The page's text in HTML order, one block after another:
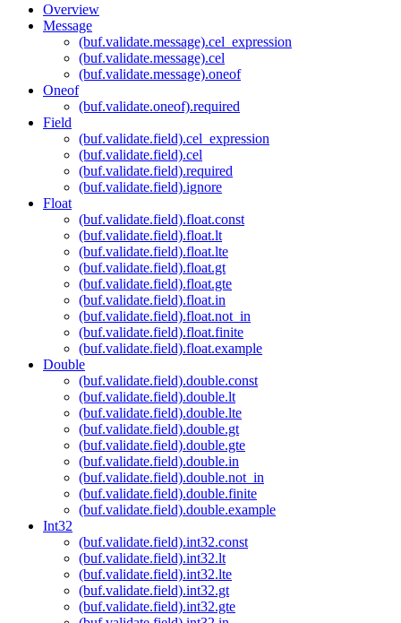
Overview
Message
(buf.validate.message).cel_expression
(buf.validate.message).cel
(buf.validate.message).oneof
Oneof
(buf.validate.oneof).required
Field
(buf.validate.field).cel_expression
(buf.validate.field).cel
(buf.validate.field).required
(buf.validate.field).ignore
Float
(buf.validate.field).float.const
(buf.validate.field).float.lt
(buf.validate.field).float.lte
(buf.validate.field).float.gt
(buf.validate.field).float.gte
(buf.validate.field).float.in
(buf.validate.field).float.not_in
(buf.validate.field).float.finite
(buf.validate.field).float.example
Double
(buf.validate.field).double.const
(buf.validate.field).double.lt
(buf.validate.field).double.lte
(buf.validate.field).double.gt
(buf.validate.field).double.gte
(buf.validate.field).double.in
(buf.validate.field).double.not_in
(buf.validate.field).double.finite
(buf.validate.field).double.example
Int32
(buf.validate.field).int32.const
(buf.validate.field).int32.lt
(buf.validate.field).int32.lte
(buf.validate.field).int32.gt
(buf.validate.field).int32.gte